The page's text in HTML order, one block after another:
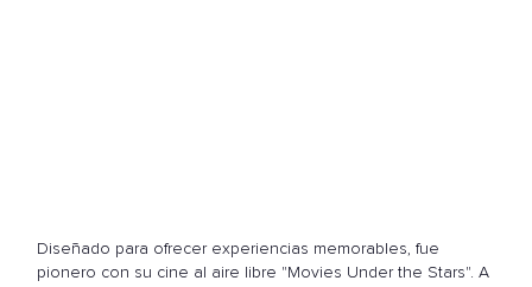
Diseñado para ofrecer experiencias memorables, fue
pionero con su cine al aire libre "Movies Under the Stars". A